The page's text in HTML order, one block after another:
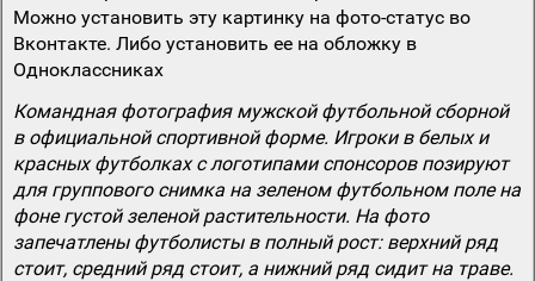
Можно установить эту картинку на фото-статус во
Вконтакте. Либо установить ее на обложку в
Одноклассниках
Командная фотография мужской футбольной сборной
в официальной спортивной форме. Игроки в белых и
красных футболках с логотипами спонсоров позируют
для группового снимка на зеленом футбольном поле на
фоне густой зеленой растительности. На фото
запечатлены футболисты в полный рост: верхний ряд
стоит, средний ряд стоит, а нижний ряд сидит на траве.